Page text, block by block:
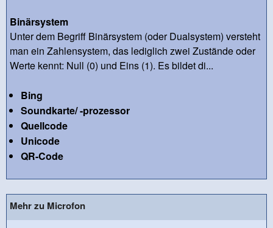
Binärsystem
Unter dem Begriff Binärsystem (oder Dualsystem) versteht
man ein Zahlensystem, das lediglich zwei Zustände oder
Werte kennt: Null (0) und Eins (1). Es bildet di...
Bing
Soundkarte/ -prozessor
Quellcode
Unicode
QR-Code
Mehr zu Microfon